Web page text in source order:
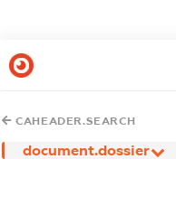
CAHEADER.SEARCH
document.dossier